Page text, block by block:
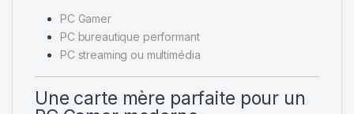
PC Gamer
PC bureautique performant
PC streaming ou multimédia
Une carte mère parfaite pour un